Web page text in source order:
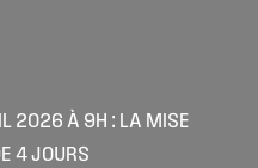
2026 À 9H : LA MISE
4 JOURS